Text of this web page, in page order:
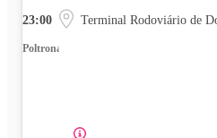
23:00 Terminal Rodoviário de
Poltrona